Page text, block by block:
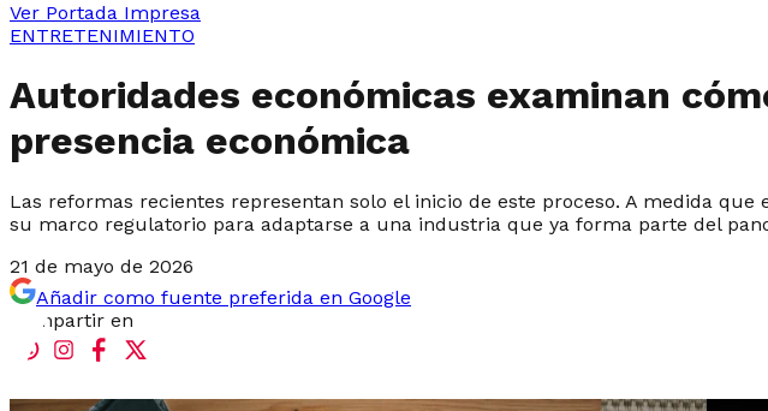
Ver Portada Impresa
ENTRETENIMIENTO
Autoridades económicas examinan
presencia económica
Las reformas recientes representan solo el inicio de este proceso. A medida
su marco regulatorio para adaptarse a una industria que ya forma parte del
21 de mayo de 2026
Añadir como fuente preferida en Google
Compartir en